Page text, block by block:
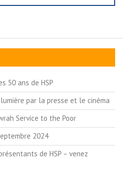
50 ans de HSP
lumière par la presse et le cinéma
Service to the Poor
2024
de HSP – venez